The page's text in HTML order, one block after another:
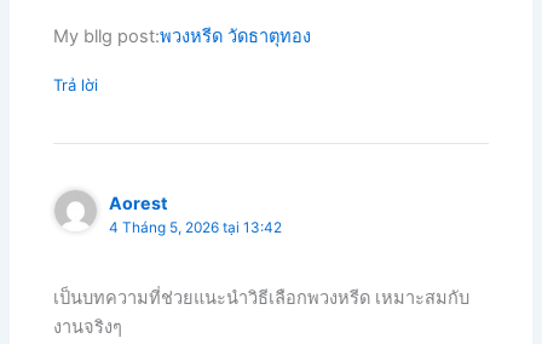
My bllg post:พวงหรีด วัดธาตุทอง
Trả lời
Aorest
4 Tháng 5, 2026 tại 13:42
เป็นบทความที่ช่วยแนะนำวิธีเลือกพวงหรีด เหมาะสมกับ
งานจริงๆ